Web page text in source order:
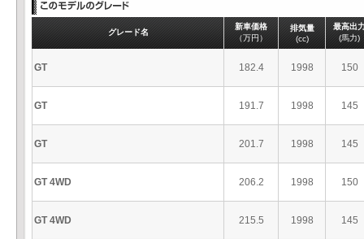
グレード名
新車価格
（万円）
排気量
(cc)
最高出
(馬力)
GT 182.4 1998 150
GT 191.7 1998 145
GT 201.7 1998 145
GT 4WD 206.2 1998 150
GT 4WD 215.5 1998 145